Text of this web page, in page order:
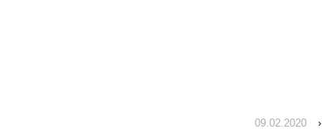
09.02.2020 ›